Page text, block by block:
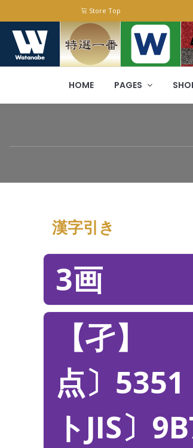
Store Top
HOME PAGES
漢字引き
3画
【孑】
点〕
トJIS〕